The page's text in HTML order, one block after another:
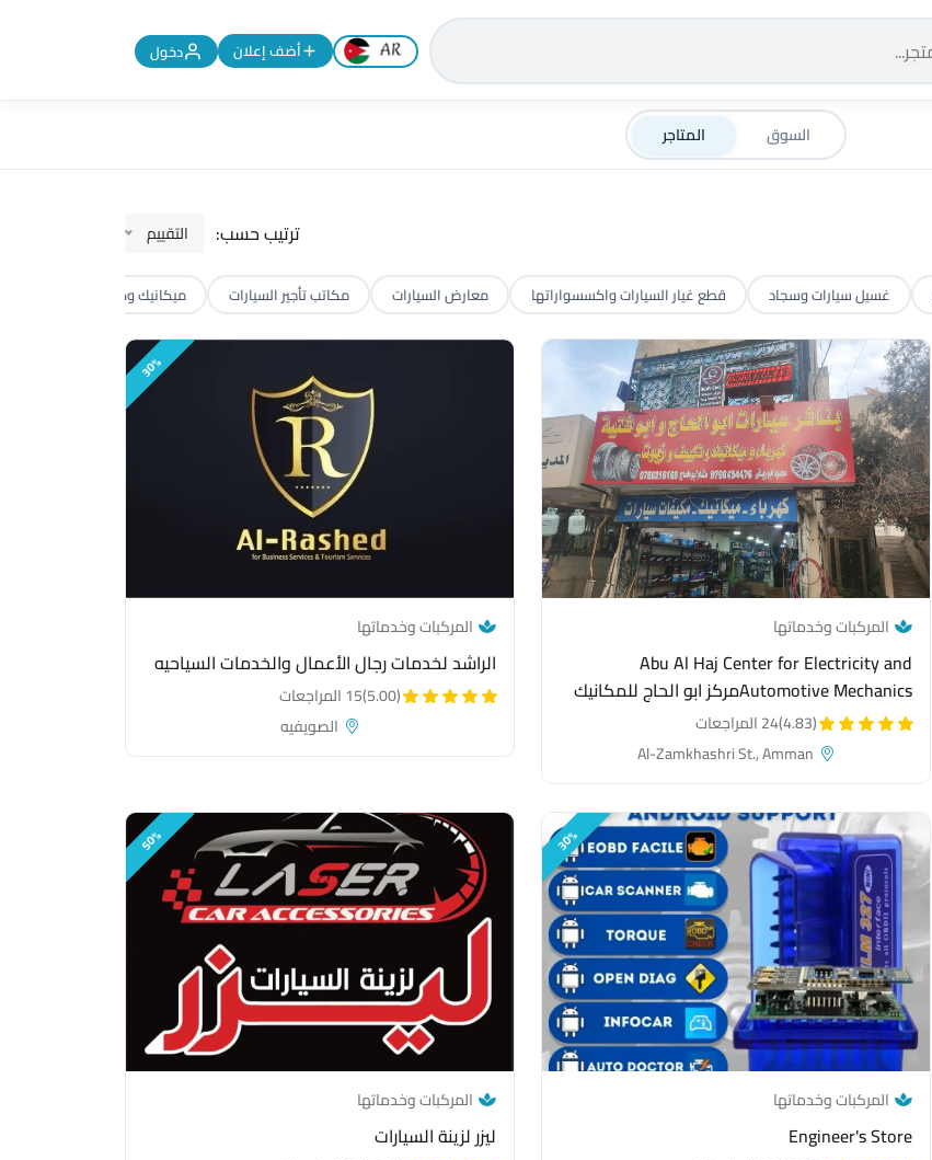
تغيير اللغة إلى الإنجليزية
أضف إعلان دخول
السوق المتاجر
ترتيب حسب: التقييم
غسيل سيارات وسجاد قطع غيار السيارات واكسسواراتها معارض السيارات مكاتب تأجير السيارات ميكانيك وكهرباء وصيانة
المركبات وخدماتها
Abu Al Haj Center for Electricity and
Automotive Mechanicsمركز ابو الحاج للمكانيك
والكهرباء السيارات
(4.83)
24 المراجعات
Al-Zamkhashri St., Amman
30%
المركبات وخدماتها
الراشد لخدمات رجال الأعمال والخدمات السياحيه
(5.00)
15 المراجعات
الصويفيه
30%
المركبات وخدماتها
Engineer's Store
50%
المركبات وخدماتها
ليزر لزينة السيارات